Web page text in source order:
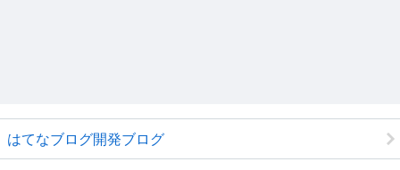
はてなブログ開発ブログ